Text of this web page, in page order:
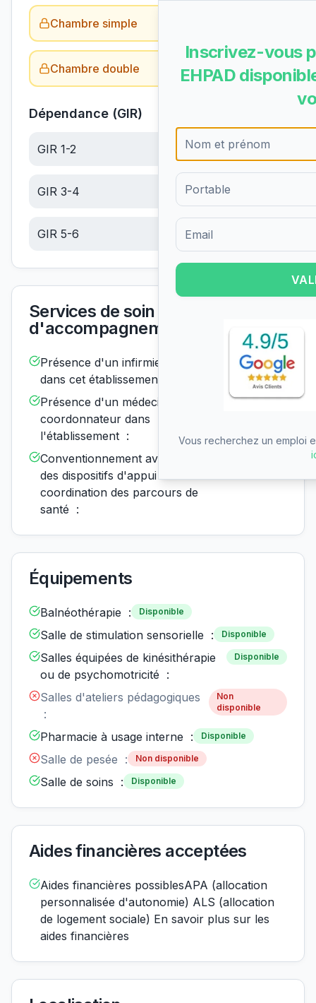
Chambre simple
Chambre double Obtenir le tarif →
Dépendance (GIR)
GIR 1-2 6.10€/jour
GIR 3-4 6.10
GIR 5-6
Services de soin et
d'accompagnement
Présence d'un infirmier de nuit
dans cet établissement :
Disponible
Présence d'un médecin
coordonnateur dans
l'établissement :
Disponible
Conventionnement avec un ou
des dispositifs d'appui à la
coordination des parcours de
santé :
Équipements
Balnéothérapie : Disponible
Salle de stimulation sensorielle : Disponible
Salles équipées de kinésithérapie
ou de psychomotricité :
Disponible
Salles d'ateliers pédagogiques
:
Non
disponible
Pharmacie à usage interne : Disponible
Salle de pesée : Non disponible
Salle de soins : Disponible
Aides financières acceptées
Aides financières possiblesAPA (allocation
personnalisée d'autonomie) ALS (allocation
de logement sociale) En savoir plus sur les
aides financières
Inscrivez-vous
EHPAD
Formulaire d'inscription pour
Vous recherchez un emploi